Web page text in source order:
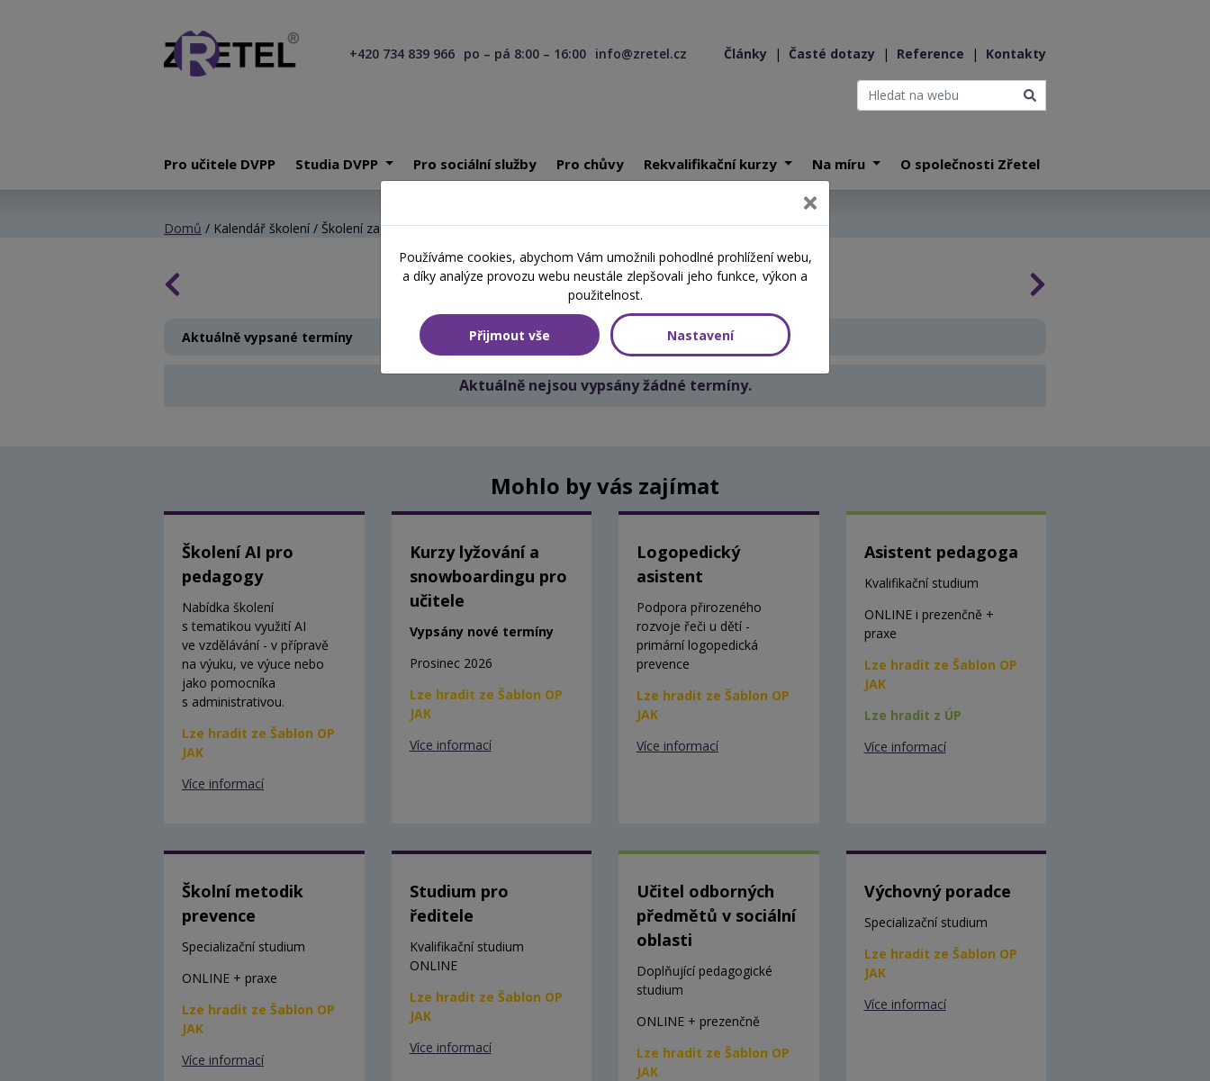
+420 734 839 966 po – pá 8:00 – 16:00 info@zretel.cz Články | Časté dotazy | Reference | Kontakty
Pro učitele DVPP Studia DVPP Pro sociální služby Pro chůvy Rekvalifikační kurzy Na míru O společnosti Zřetel
Domů / Kalendář školení / Školení začínající 15. 11. 2025
Školení začínající 15. 11. 2025
Aktuálně vypsané termíny
Aktuálně nejsou vypsány žádné termíny.
Mohlo by vás zajímat
Školení AI pro
pedagogy
Nabídka školení
s tematikou využití AI
ve vzdělávání - v přípravě
na výuku, ve výuce nebo
jako pomocníka
s administrativou.
Lze hradit ze Šablon OP
JAK
Více informací
Kurzy lyžování a
snowboardingu pro
učitele
Vypsány nové termíny
Prosinec 2026
Lze hradit ze Šablon OP
JAK
Více informací
Logopedický
asistent
Podpora přirozeného
rozvoje řeči u dětí -
primární logopedická
prevence
Lze hradit ze Šablon OP
JAK
Více informací
Asistent pedagoga
Kvalifikační studium
ONLINE i prezenčně +
praxe
Lze hradit ze Šablon OP
JAK
Lze hradit z ÚP
Více informací
Školní metodik
prevence
Specializační studium
ONLINE + praxe
Lze hradit ze Šablon OP
JAK
Více informací
Studium pro
ředitele
Kvalifikační studium
ONLINE
Lze hradit ze Šablon OP
JAK
Více informací
Učitel odborných
předmětů v sociální
oblasti
Doplňující pedagogické
studium
ONLINE + prezenčně
Lze hradit ze Šablon OP
JAK
Výchovný poradce
Specializační studium
Lze hradit ze Šablon OP
JAK
Více informací
Používáme cookies, abychom Vám umožnili pohodlné prohlížení webu,
a díky analýze provozu webu neustále zlepšovali jeho funkce, výkon a
použitelnost.
Přijmout vše Nastavení